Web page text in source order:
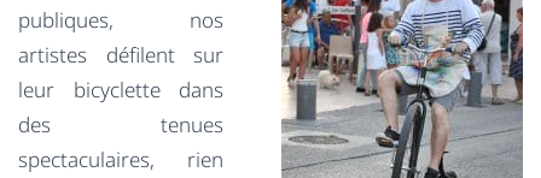
publiques, nos
artistes défilent sur
leur bicyclette dans
des tenues
spectaculaires, rien